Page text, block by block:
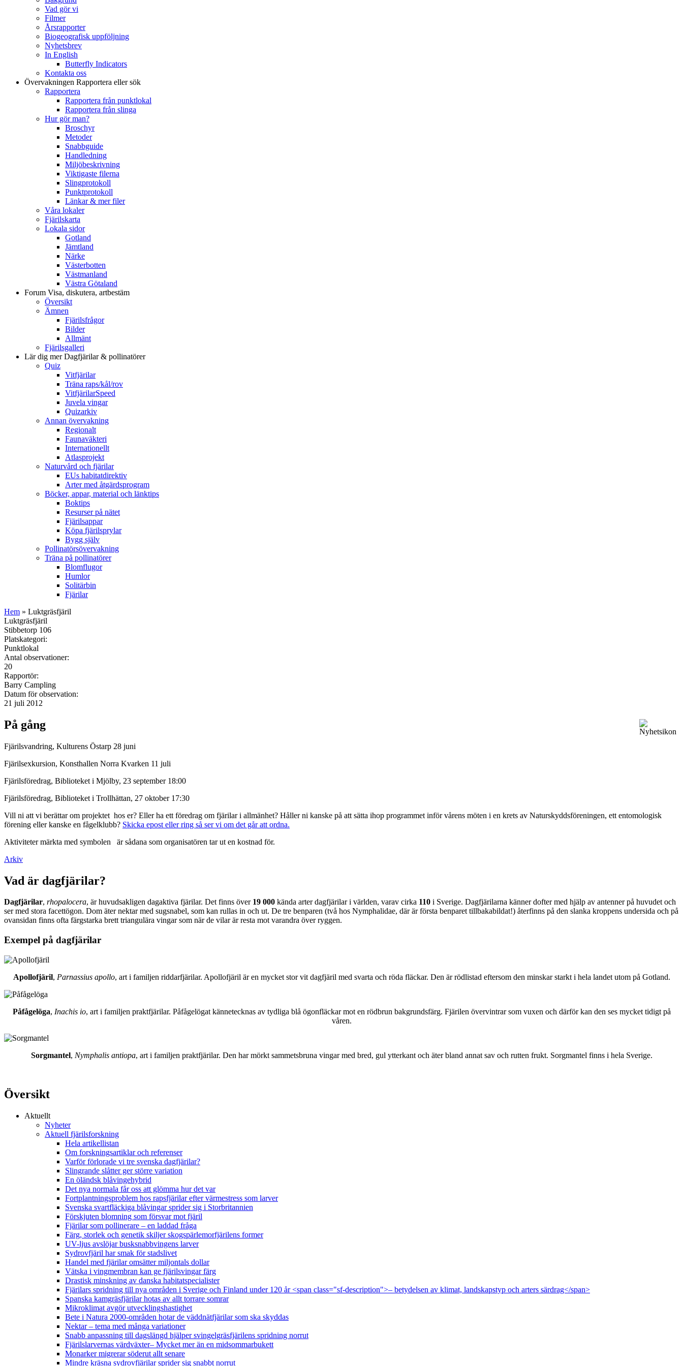
Vad gör vi
Filmer
Årsrapporter
Biogeografisk uppföljning
Nyhetsbrev
In English
Butterfly Indicators
Kontakta oss
Övervakningen Rapportera eller sök
Rapportera
Rapportera från punktlokal
Rapportera från slinga
Hur gör man?
Broschyr
Metoder
Snabbguide
Handledning
Miljöbeskrivning
Viktigaste filerna
Slingprotokoll
Punktprotokoll
Länkar & mer filer
Våra lokaler
Fjärilskarta
Lokala sidor
Gotland
Jämtland
Närke
Västerbotten
Västmanland
Västra Götaland
Forum Visa, diskutera, artbestäm
Översikt
Ämnen
Fjärilsfrågor
Bilder
Allmänt
Fjärilsgalleri
Lär dig merDagfjärilar & pollinatörer
Quiz
Vitfjärilar
Träna raps/kål/rov
VitfjärilarSpeed
Juvela vingar
Quizarkiv
Annan övervakning
Regionalt
Faunaväkteri
Internationellt
Atlasprojekt
Naturvård och fjärilar
EUs habitatdirektiv
Arter med åtgärdsprogram
Böcker, appar, material och länktips
Boktips
Resurser på nätet
Fjärilsappar
Köpa fjärilsprylar
Bygg själv
Pollinatörsövervakning
Träna på pollinatörer
Blomflugor
Humlor
Solitärbin
Fjärilar
Hem » Luktgräsfjäril
Luktgräsfjäril
Stibbetorp 106
Platskategori:
Punktlokal
Antal observationer:
20
Rapportör:
Barry Campling
Datum för observation:
21 juli 2012
På gång
Fjärilsvandring, Kulturens Östarp 28 juni
Fjärilsexkursion, Konsthallen Norra Kvarken 11 juli
Fjärilsföredrag, Biblioteket i Mjölby, 23 september 18:00
Fjärilsföredrag, Biblioteket i Trollhättan, 27 oktober 17:30
Vill ni att vi berättar om projektet hos er? Eller ha ett föredrag om fjärilar i allmänhet? Håller ni kanske på att sätta ihop programmet inför vårens möten i en krets av Naturskyddsföreningen, ett entomologisk
förening eller kanske en fågelklubb? Skicka epost eller ring så ser vi om det går att ordna.
Aktiviteter märkta med symbolen
är sådana som organisatören tar ut en kostnad för.
Arkiv
Vad är dagfjärilar?
Dagfjärilar, rhopalocera, är huvudsakligen dagaktiva fjärilar. Det finns över 19 000 kända arter dagfjärilar i världen, varav cirka 110 i Sverige. Dagfjärilarna känner dofter med hjälp av antenner på huvudet och
ser med stora facettögon. Dom äter nektar med sugsnabel, som kan rullas in och ut. De tre benparen (två hos Nymphalidae, där är första benparet tillbakabildat!) återfinns på den slanka kroppens undersida och på
ovansidan finns ofta färgstarka brett triangulära vingar som när de vilar är resta mot varandra över ryggen.
Exempel på dagfjärilar
Apollofjäril, Parnassius apollo, art i familjen riddarfjärilar. Apollofjäril är en mycket stor vit dagfjäril med svarta och röda fläckar. Den är rödlistad eftersom den minskar starkt i hela landet utom på Gotland.
Påfågelöga, Inachis io, art i familjen praktfjärilar. Påfågelögat kännetecknas av tydliga blå ögonfläckar mot en rödbrun bakgrundsfärg. Fjärilen övervintrar som vuxen och därför kan den ses mycket tidigt på
våren.
Sorgmantel, Nymphalis antiopa, art i familjen praktfjärilar. Den har mörkt sammetsbruna vingar med bred, gul ytterkant och äter bland annat sav och rutten frukt. Sorgmantel finns i hela Sverige.
Översikt
Aktuellt
Nyheter
Aktuell fjärilsforskning
Hela artikellistan
Om forskningsartiklar och referenser
Varför förlorade vi tre svenska dagfjärilar?
Slingrande slåtter ger större variation
En öländsk blåvingehybrid
Det nya normala får oss att glömma hur det var
Fortplantningsproblem hos rapsfjärilar efter värmestress som larver
Svenska svartfläckiga blåvingar sprider sig i Storbritannien
Förskjuten blomning som försvar mot fjäril
Fjärilar som pollinerare – en laddad fråga
Färg, storlek och genetik skiljer skogspärlemorfjärilens former
UV-ljus avslöjar busksnabbvingens larver
Sydrovfjäril har smak för stadslivet
Handel med fjärilar omsätter miljontals dollar
Vätska i vingmembran kan ge fjärilsvingar färg
Drastisk minskning av danska habitatspecialister
Fjärilars spridning till nya områden i Sverige och Finland under 120 år <span class="sf-description">– betydelsen av klimat, landskapstyp och arters särdrag</span>
Spanska kamgräsfjärilar hotas av allt torrare somrar
Mikroklimat avgör utvecklingshastighet
Bete i Natura 2000-områden hotar de väddnätfjärilar som ska skyddas
Nektar – tema med många variationer
Snabb anpassning till dagslängd hjälper svingelgräsfjärilens spridning norrut
Fjärilslarvernas värdväxter– Mycket mer än en midsommarbukett
Monarker migrerar söderut allt senare
Mindre kräsna sydrovfjärilar sprider sig snabbt norrut